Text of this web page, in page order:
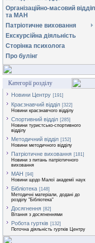
Організаційно-масовий відділ
та МАН
Патріотичне виховання
Екскурсійна діяльність
Сторінка психолога
Про булінг
Категорії розділу
Новини Центру [191]
Краєзнавчий відділ [322]
Новини краєзнавчого відділу
Спортивний відділ [285]
Новини туристсько-спортивного
відділу
Методичний відділ [152]
Новини методичного відділу
Патріотичне виховання [181]
Новини з питань патріотичного
виховання
МАН [94]
Новини щодо Малої академії наук
Бібліотека [148]
Методичні матеріали, додані до
розділу "Бібліотека"
Досягнення [82]
Вітання з досягненнями
Робота гуртків [132]
Поточна діяльність гуртків Центру